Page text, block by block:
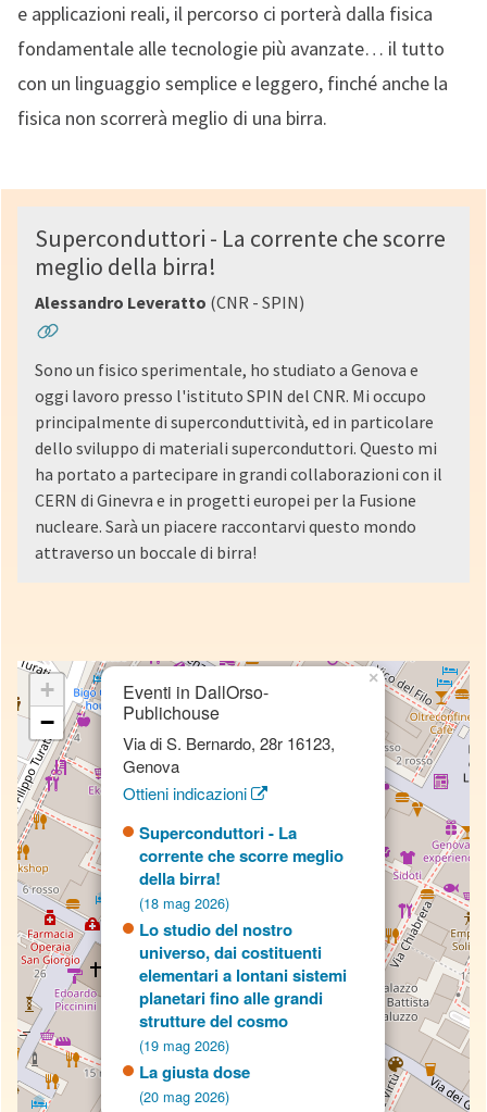
e applicazioni reali, il percorso ci porterà dalla fisica
fondamentale alle tecnologie più avanzate… il tutto
con un linguaggio semplice e leggero, finché anche la
fisica non scorrerà meglio di una birra.
Superconduttori - La corrente che scorre
meglio della birra!
Alessandro Leveratto (CNR - SPIN)
Sono un fisico sperimentale, ho studiato a Genova e
oggi lavoro presso l'istituto SPIN del CNR. Mi occupo
principalmente di superconduttività, ed in particolare
dello sviluppo di materiali superconduttori. Questo mi
ha portato a partecipare in grandi collaborazioni con il
CERN di Ginevra e in progetti europei per la Fusione
nucleare. Sarà un piacere raccontarvi questo mondo
attraverso un boccale di birra!
Eventi in DallOrso-
Publichouse
Via di S. Bernardo, 28r 16123,
Genova
Ottieni indicazioni
Superconduttori - La
corrente che scorre meglio
della birra!
(18 mag 2026)
Lo studio del nostro
universo, dai costituenti
elementari a lontani sistemi
planetari fino alle grandi
strutture del cosmo
(19 mag 2026)
La giusta dose
(20 mag 2026)
×
+
−